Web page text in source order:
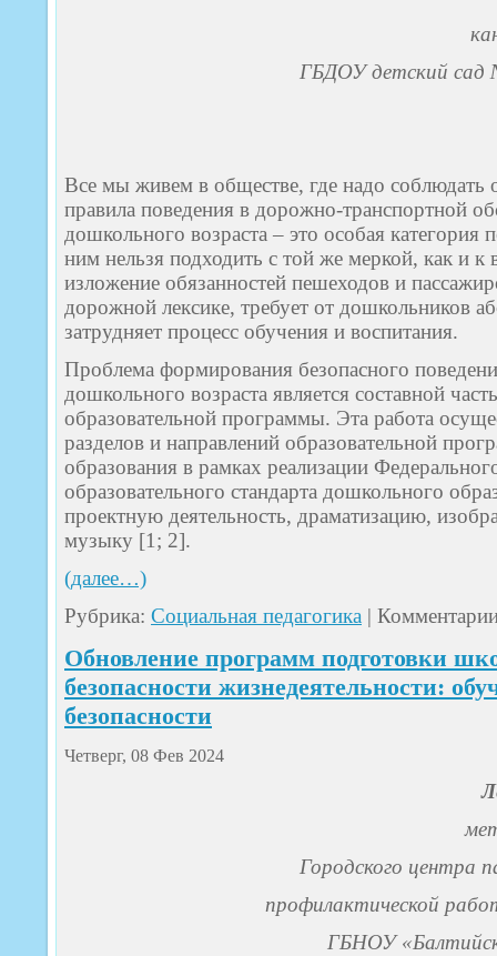
ГБДОУ детский сад
Все мы живем в обществе, где надо соблюдать
правила поведения в дорожно-транспортной
дошкольного возраста – это особая
ним нельзя подходить с той же меркой, как и
изложение обязанностей пешеходов и
дорожной лексике, требует от дошкольников
затрудняет процесс обучения и воспитания.
Проблема формирования безопасного
дошкольного возраста является составной
образовательной программы. Эта работа
разделов и направлений образовательной
образования в рамках реализации
образовательного стандарта дошкольного
проектную деятельность, драматизацию,
музыку [1; 2].
(далее…)
Рубрика: Социальная педагогика |
Обновление программ подготовки
безопасности жизнедеятельности:
безопасности
Четверг, 08 Фев 2024
Городского центра
профилактической
ГБНОУ